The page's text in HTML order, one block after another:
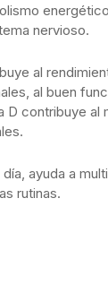
nervioso.
al
al buen
D contribuye
ayuda a
rutinas.